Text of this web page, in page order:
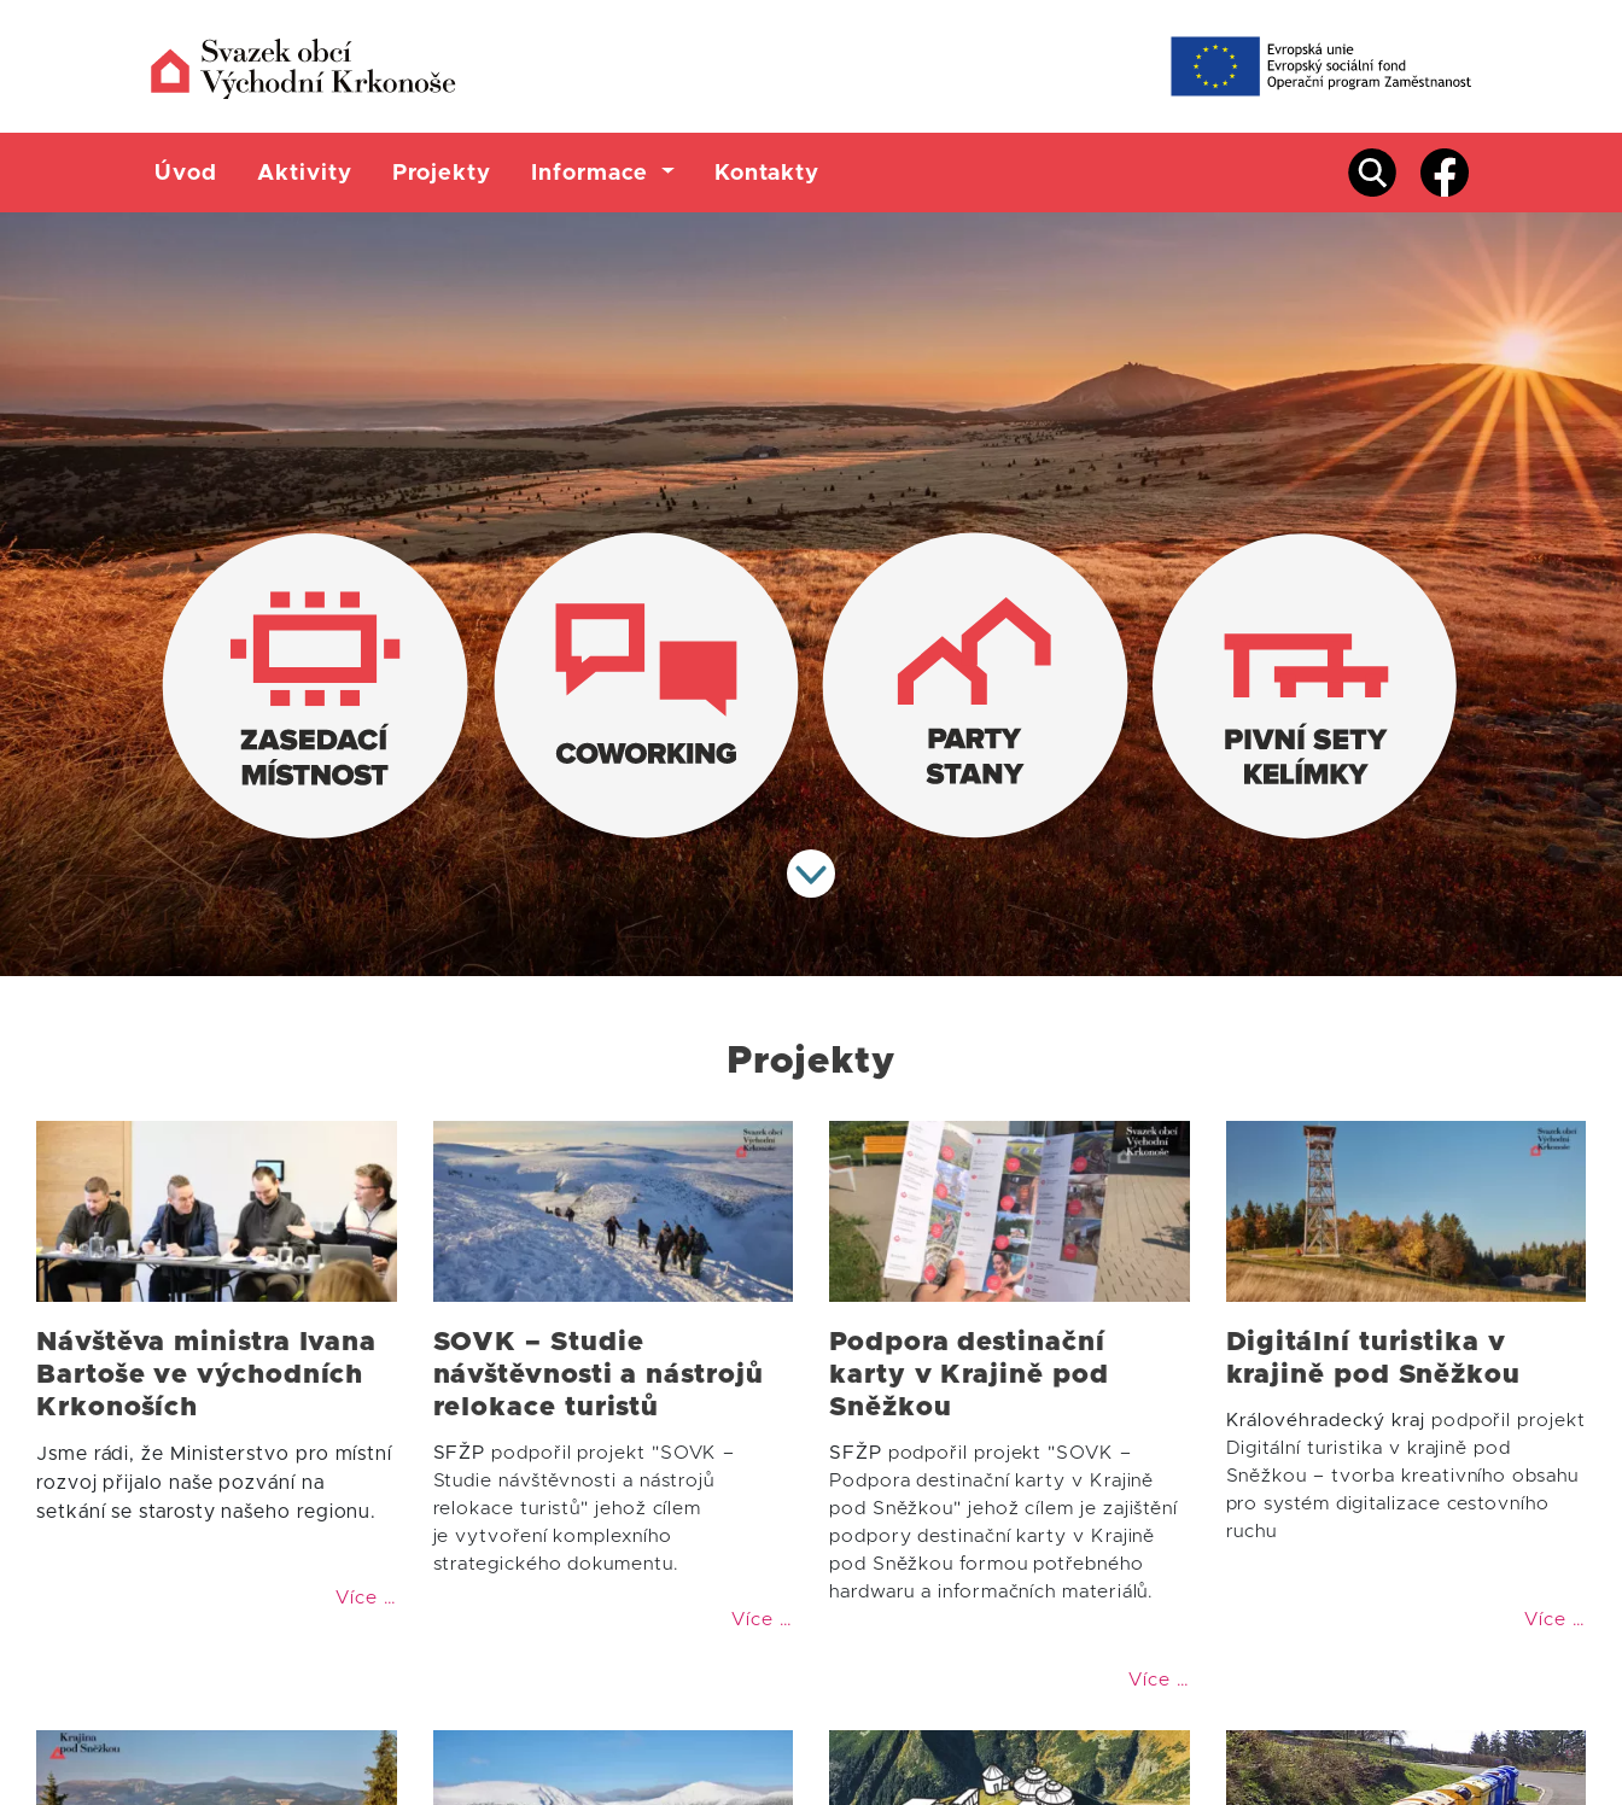
Úvod Aktivity Projekty Informace Kontakty
Projekty
Návštěva ministra Ivana
Bartoše ve východních
Krkonoších
Jsme rádi, že Ministerstvo pro místní
rozvoj přijalo naše pozvání na
setkání se starosty našeho regionu.
Více …
SOVK – Studie
návštěvnosti a nástrojů
relokace turistů
SFŽP podpořil projekt "SOVK –
Studie návštěvnosti a nástrojů
relokace turistů" jehož cílem
je vytvoření komplexního
strategického dokumentu.
Více …
Podpora destinační
karty v Krajině pod
Sněžkou
SFŽP podpořil projekt "SOVK –
Podpora destinační karty v Krajině
pod Sněžkou" jehož cílem je zajištění
podpory destinační karty v Krajině
pod Sněžkou formou potřebného
hardwaru a informačních materiálů.
Více …
Digitální turistika v
krajině pod Sněžkou
Královéhradecký kraj podpořil projekt
Digitální turistika v krajině pod
Sněžkou – tvorba kreativního obsahu
pro systém digitalizace cestovního
ruchu
Více …